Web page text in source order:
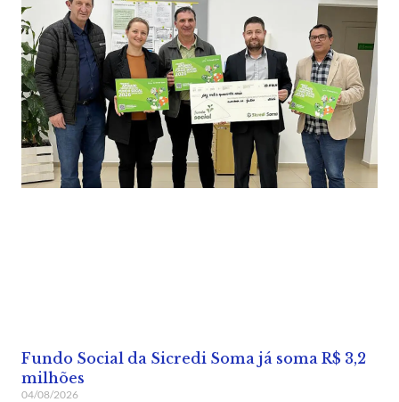
Fundo Social da Sicredi Soma já soma R$ 3,2
milhões
04/08/2026